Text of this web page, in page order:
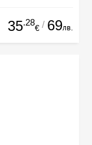
35.28
€ / 69лв.